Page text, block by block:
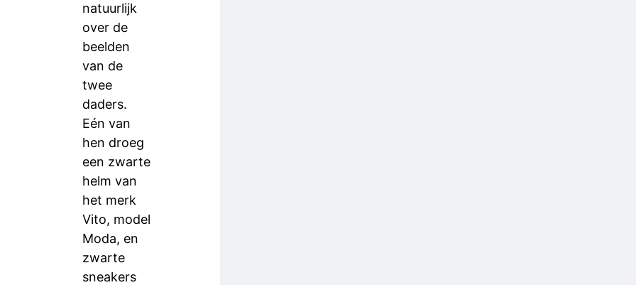
natuurlijk
over de
beelden
van de
twee
daders.
Eén van
hen droeg
een zwarte
helm van
het merk
Vito, model
Moda, en
zwarte
sneakers